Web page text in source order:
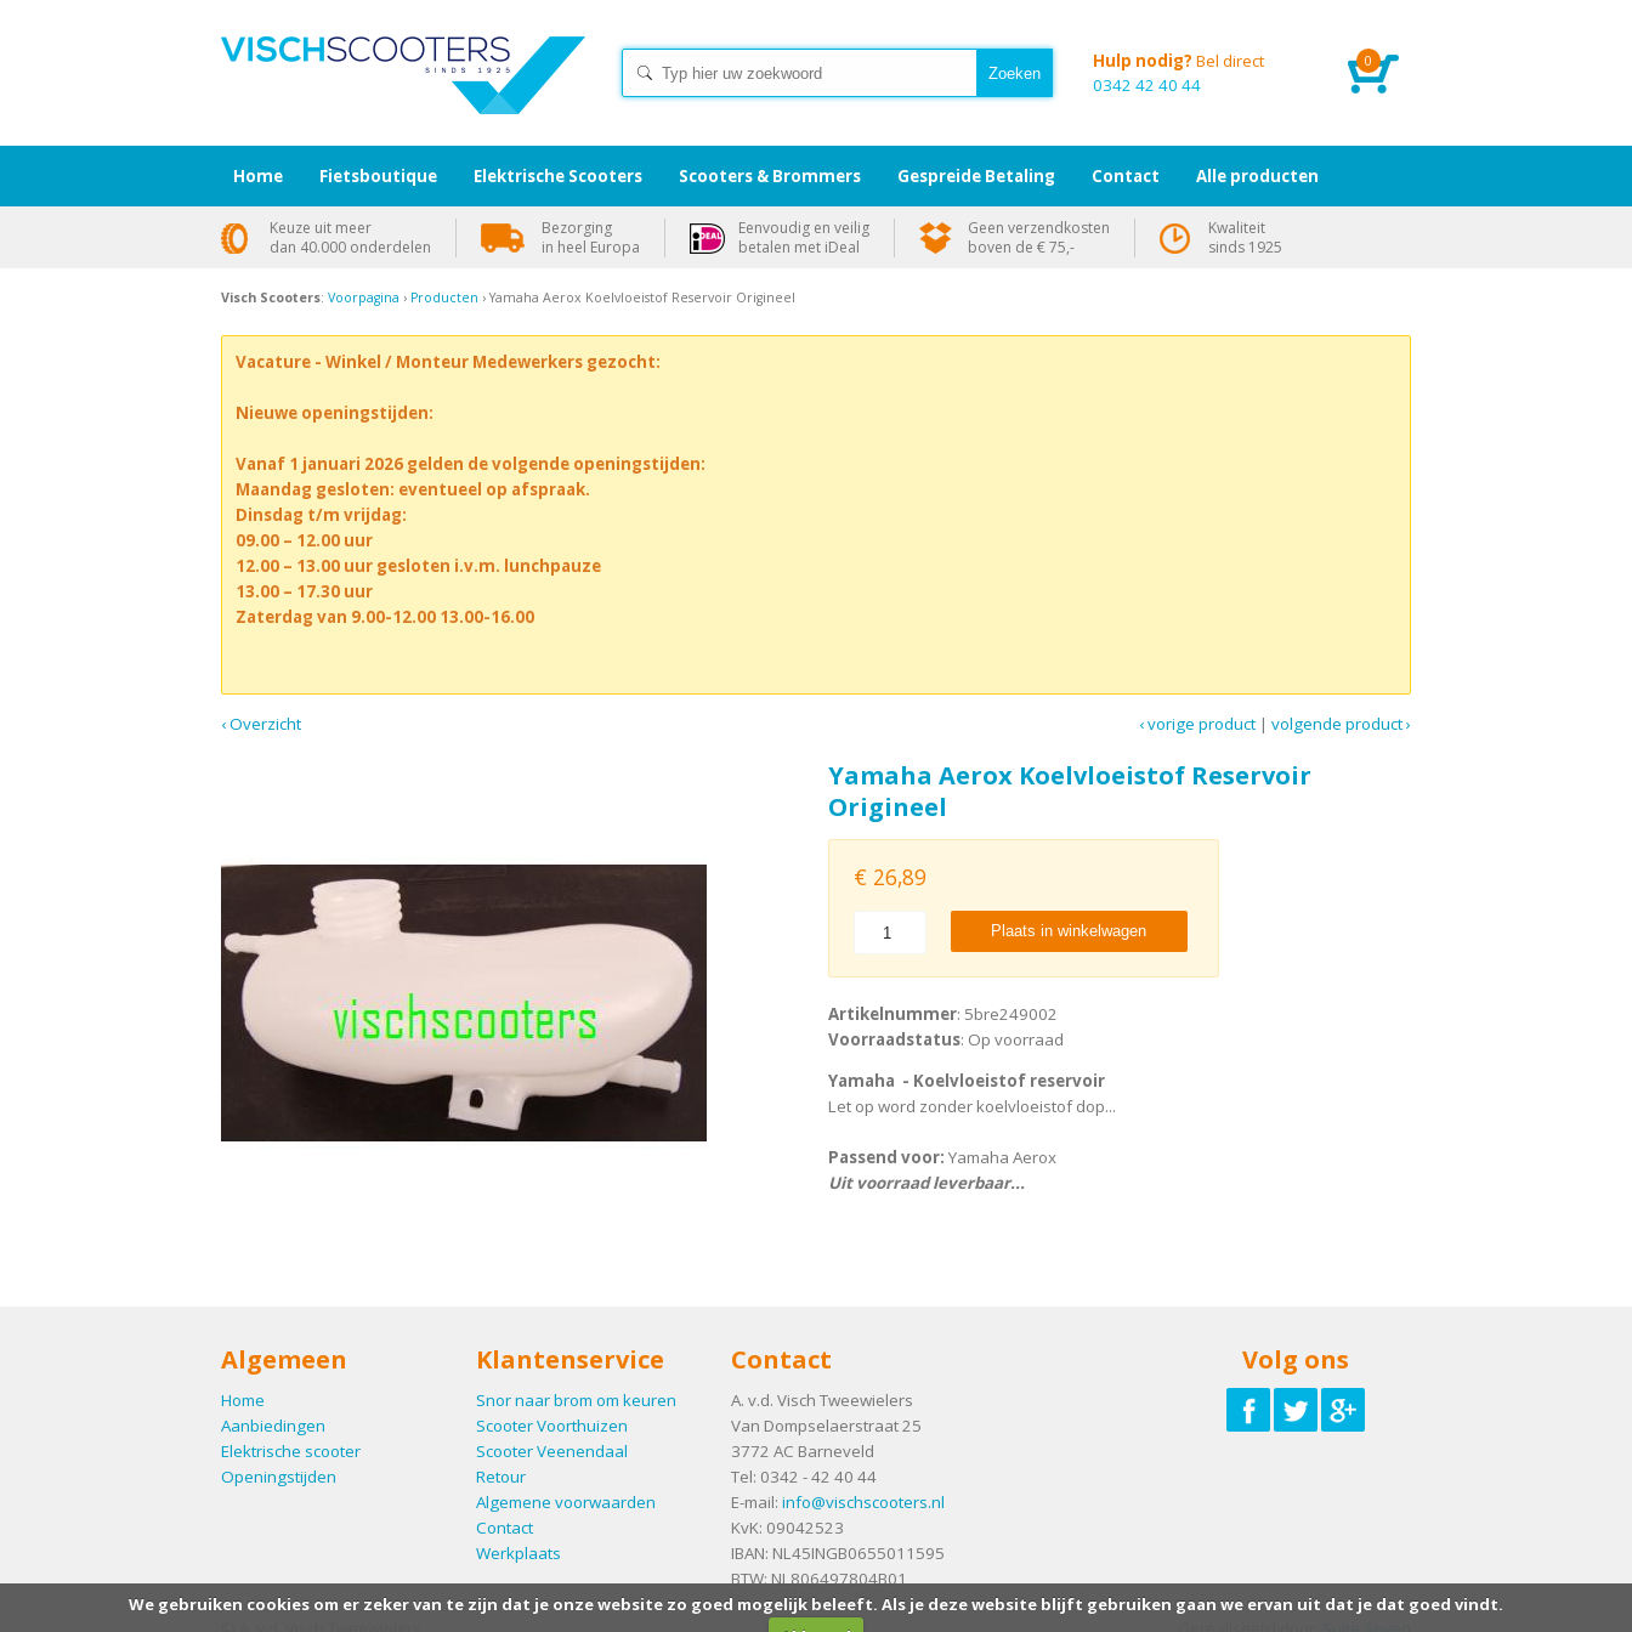
0
Hulp nodig? Bel direct
0342 42 40 44
Visch Scooters: Voorpagina › Producten › Yamaha Aerox Koelvloeistof Reservoir Origineel
Vacature - Winkel / Monteur Medewerkers gezocht:
Nieuwe openingstijden:
Vanaf 1 januari 2026 gelden de volgende openingstijden:
Maandag gesloten: eventueel op afspraak.
Dinsdag t/m vrijdag:
09.00 – 12.00 uur
12.00 – 13.00 uur gesloten i.v.m. lunchpauze
13.00 – 17.30 uur
Zaterdag van 9.00-12.00 13.00-16.00
‹ Overzicht volgende product ›
|
‹ vorige product
Yamaha Aerox Koelvloeistof Reservoir
Origineel
€ 26,89
Plaats in winkelwagen
Artikelnummer: 5bre249002
Voorraadstatus: Op voorraad
Yamaha - Koelvloeistof reservoir
Let op word zonder koelvloeistof dop...
Passend voor: Yamaha Aerox
Uit voorraad leverbaar...
Algemeen
Home
Aanbiedingen
Elektrische scooter
Openingstijden
Klantenservice
Snor naar brom om keuren
Scooter Voorthuizen
Scooter Veenendaal
Retour
Algemene voorwaarden
Contact
Werkplaats
Contact
A. v.d. Visch Tweewielers
Van Dompselaerstraat 25
3772 AC Barneveld
Tel: 0342 - 42 40 44
E-mail: info@vischscooters.nl
KvK: 09042523
IBAN: NL45INGB0655011595
BTW: NL806497804B01
Volg ons
Home Fietsboutique Elektrische Scooters Scooters & Brommers Gespreide Betaling Contact Alle producten
Keuze uit meer
dan 40.000 onderdelen
Bezorging
in heel Europa
Eenvoudig en veilig
betalen met iDeal
Geen verzendkosten
boven de € 75,-
Kwaliteit
sinds 1925
We gebruiken cookies om er zeker van te zijn dat je onze website zo goed mogelijk beleeft. Als je deze website blijft gebruiken gaan we ervan uit dat je dat goed vindt.